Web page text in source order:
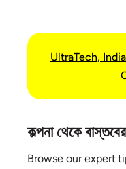
UltraTech,
কল্পনা থেকে
Browse our expert